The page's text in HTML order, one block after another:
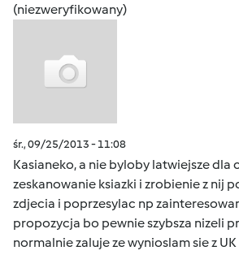
(niezweryfikowany)
śr., 09/25/2013 - 11:08
Kasianeko, a nie byloby latwiejsze dla
zeskanowanie ksiazki i zrobienie z nij
zdjecia i poprzesylac np
propozycja bo pewnie szybsza nizeli
normalnie zaluje ze wynioslam sie z UK